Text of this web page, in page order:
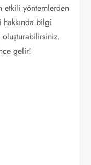
etkili yöntemlerden
bilgi
oluşturabilirsiniz.
gelir!